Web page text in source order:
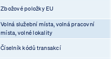
Zbožové položky EU
Volná služební místa, volná pracovní
místa, volné lokality
Číselník kódů transakcí